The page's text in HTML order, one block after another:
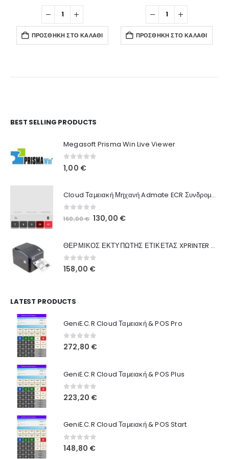
ΠΡΟΣΘΉΚΗ ΣΤΟ ΚΑΛΆΘΙ ΠΡΟΣΘΉΚΗ ΣΤΟ ΚΑΛΆΘΙ
BEST SELLING PRODUCTS
Megasoft Prisma Win Live Viewer
0 out of 5
1,00 €
Cloud Ταμειακή Μηχανή Admate ECR Συνδρομή 12 μηνών
out of 5
160,00€ Original
160,00 €.
130,00 €Η
είναι:
ΘΕΡΜΙΚΟΣ ΕΚΤΥΠΩΤΗΣ ΕΤΙΚΕΤΑΣ XPRINTER XP-420B
0out of 5
158,00 €
LATEST PRODUCTS
GeniE.C.R Cloud Ταμειακή & POS Pro
0out of 5
272,80 €
GeniE.C.R Cloud Ταμειακή & POS Plus
0out of 5
223,20 €
GeniE.C.R Cloud Ταμειακή & POS Start
0out of 5
148,80 €
Ο Λογαριασμός μου
Στοιχεία λογαριασμού
Παραγγελίες
Πληροφορίες Καταστήματος
Ποιοι Είμαστε
Γιατί Εμάς
Blog
Όροι Χρήσης
Τρόποι Αγοράς
Τρόποι Πληρωμής
Τρόποι Αποστολής
Ασφάλεια Πληρωμών
© INTEPROF 2025